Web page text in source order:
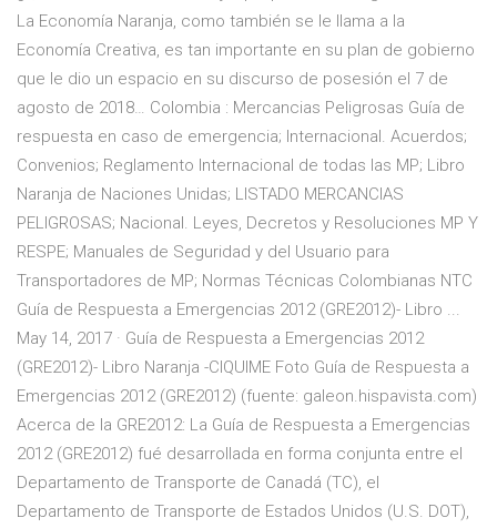
La Economía Naranja, como también se le llama a la
Economía Creativa, es tan importante en su plan de gobierno
que le dio un espacio en su discurso de posesión el 7 de
agosto de 2018… Colombia : Mercancias Peligrosas Guía de
respuesta en caso de emergencia; Internacional. Acuerdos;
Convenios; Reglamento Internacional de todas las MP; Libro
Naranja de Naciones Unidas; LISTADO MERCANCIAS
PELIGROSAS; Nacional. Leyes, Decretos y Resoluciones MP Y
RESPE; Manuales de Seguridad y del Usuario para
Transportadores de MP; Normas Técnicas Colombianas NTC
Guía de Respuesta a Emergencias 2012 (GRE2012)- Libro ...
May 14, 2017 · Guía de Respuesta a Emergencias 2012
(GRE2012)- Libro Naranja -CIQUIME Foto Guía de Respuesta a
Emergencias 2012 (GRE2012) (fuente: galeon.hispavista.com)
Acerca de la GRE2012: La Guía de Respuesta a Emergencias
2012 (GRE2012) fué desarrollada en forma conjunta entre el
Departamento de Transporte de Canadá (TC), el
Departamento de Transporte de Estados Unidos (U.S. DOT),